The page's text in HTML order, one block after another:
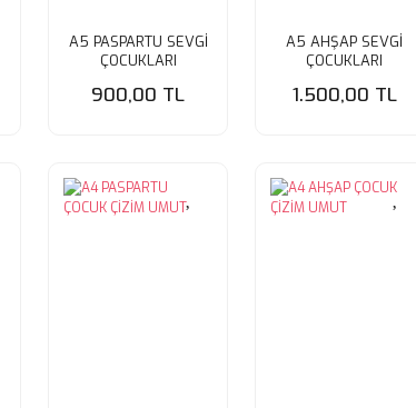
A5 PASPARTU SEVGİ
ÇOCUKLARI
900,00 TL
A5 AHŞAP SEVGİ
ÇOCUKLARI
1.500,00 TL